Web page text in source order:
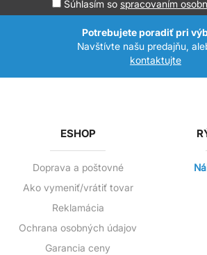
Súhlasím so spracovaním
Potrebujete poradiť pri
Navštívte našu predajňu,
kontaktujte
ESHOP
Doprava a poštovné
Ako vymeniť/vrátiť tovar
Reklamácia
Ochrana osobných údajov
Garancia ceny